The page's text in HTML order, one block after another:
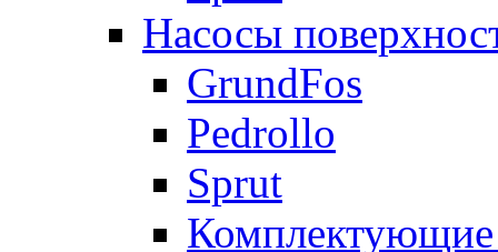
Насосы
GrundFos
Pedrollo
Sprut
Комплектующие